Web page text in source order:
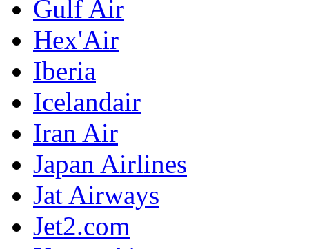
Gulf Air
Hex'Air
Iberia
Icelandair
Iran Air
Japan Airlines
Jat Airways
Jet2.com